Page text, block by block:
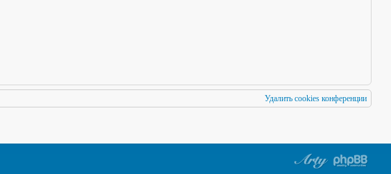
Удалить cookies конференции